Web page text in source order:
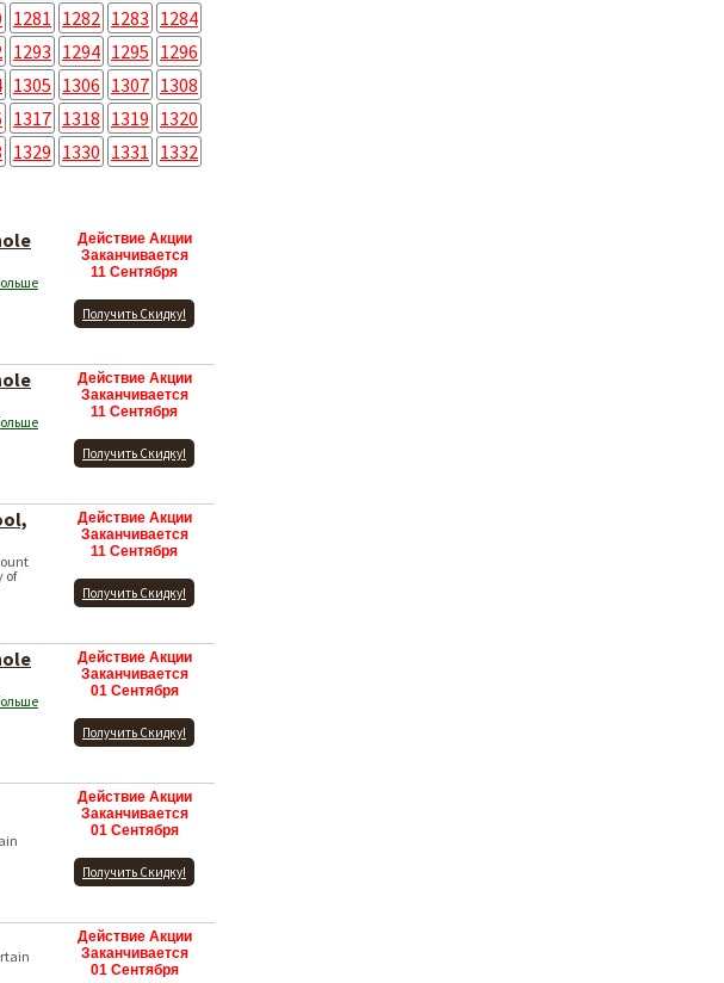
1281 1282 1283 1284
1293 1294 1295 1296
1305 1306 1307 1308
1317 1318 1319 1320
1329 1330 1331 1332
Действие Акции
Заканчивается
11 Сентября
Получить Скидку!
Действие Акции
Заканчивается
11 Сентября
Получить Скидку!
of
Действие Акции
Заканчивается
11 Сентября
Получить Скидку!
Действие Акции
Заканчивается
01 Сентября
Получить Скидку!
Действие Акции
Заканчивается
01 Сентября
Получить Скидку!
Действие Акции
Заканчивается
01 Сентября